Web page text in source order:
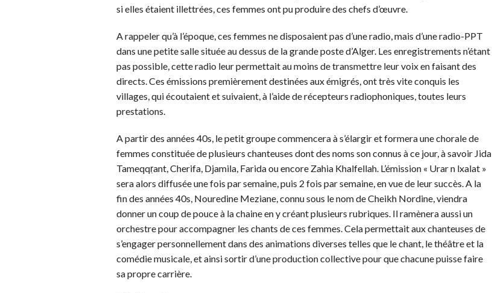
si elles étaient illettrées, ces femmes ont pu produire des chefs d’œuvre.
A rappeler qu’à l’époque, ces femmes ne disposaient pas d’une radio, mais d’une radio-PPT
dans une petite salle située au dessus de la grande poste d’Alger. Les enregistrements n’étant
pas possible, cette radio leur permettait au moins de transmettre leur voix en faisant des
directs. Ces émissions premièrement destinées aux émigrés, ont très vite conquis les
villages, qui écoutaient et suivaient, à l’aide de récepteurs radiophoniques, toutes leurs
prestations.
A partir des années 40s, le petit groupe commencera à s’élargir et formera une chorale de
femmes constituée de plusieurs chanteuses dont des noms son connus à ce jour, à savoir Jida
Tameqqṛant, Cherifa, Djamila, Farida ou encore Zahia Khalfellah. L’émission « Urar n lxalat »
sera alors diffusée une fois par semaine, puis 2 fois par semaine, en vue de leur succès. A la
fin des années 40s, Nouredine Meziane, connu sous le nom de Cheikh Nordine, viendra
donner un coup de pouce à la chaine en y créant plusieurs rubriques. Il ramènera aussi un
orchestre pour accompagner les chants de ces femmes. Cela permettait aux chanteuses de
s’engager personnellement dans des animations diverses telles que le chant, le théâtre et la
comédie musicale, et ainsi sortir d’une production collective pour que chacune puisse faire
sa propre carrière.